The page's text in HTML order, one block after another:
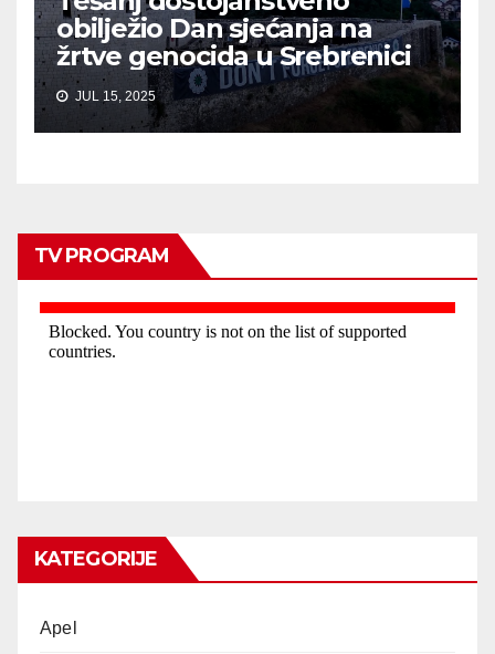
obilježio Dan sjećanja na
žrtve genocida u Srebrenici
JUL 15, 2025
TV PROGRAM
KATEGORIJE
Apel